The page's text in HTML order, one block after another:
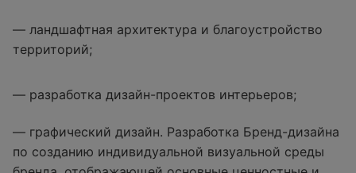
— ландшафтная архитектура и благоустройство
территорий;
— разработка дизайн-проектов интерьеров;
— графический дизайн. Разработка Бренд-дизайна
по созданию индивидуальной визуальной среды